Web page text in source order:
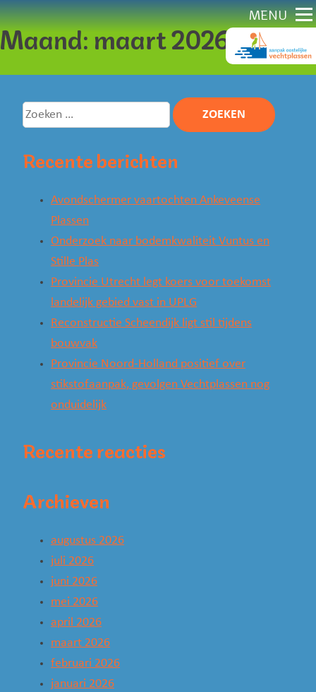
naar
content
MENU
Maand: maart 2026
Zoeken
naar:
Recente berichten
Avondschermer vaartochten Ankeveense
Plassen
Onderzoek naar bodemkwaliteit Vuntus en
Stille Plas
Provincie Utrecht legt koers voor toekomst
landelijk gebied vast in UPLG
Reconstructie Scheendijk ligt stil tijdens
bouwvak
Provincie Noord-Holland positief over
stikstofaanpak, gevolgen Vechtplassen nog
onduidelijk
Recente reacties
Archieven
augustus 2026
juli 2026
juni 2026
mei 2026
april 2026
maart 2026
februari 2026
januari 2026